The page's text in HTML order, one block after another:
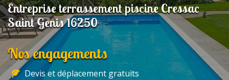
Entreprise terrassement piscine Cressac
Saint Genis 16250
Nos engagements
Devis et déplacement gratuits